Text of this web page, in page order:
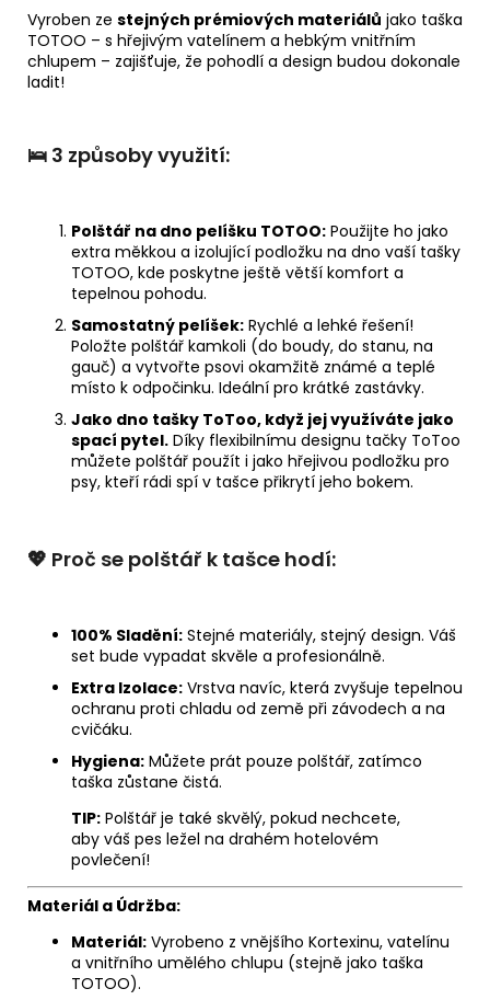
Vyroben ze stejných prémiových materiálů jako taška
TOTOO – s hřejivým vatelínem a hebkým vnitřním
chlupem – zajišťuje, že pohodlí a design budou dokonale
ladit!
🛌 3 způsoby využití:
Polštář na dno pelíšku TOTOO: Použijte ho jako
extra měkkou a izolující podložku na dno vaší tašky
TOTOO, kde poskytne ještě větší komfort a
tepelnou pohodu.
Samostatný pelíšek: Rychlé a lehké řešení!
Položte polštář kamkoli (do boudy, do stanu, na
gauč) a vytvořte psovi okamžitě známé a teplé
místo k odpočinku. Ideální pro krátké zastávky.
Jako dno tašky ToToo, když jej využíváte jako
spací pytel. Díky flexibilnímu designu tačky ToToo
můžete polštář použít i jako hřejivou podložku pro
psy, kteří rádi spí v tašce přikrytí jeho bokem.
💖 Proč se polštář k tašce hodí:
100% Sladění: Stejné materiály, stejný design. Váš
set bude vypadat skvěle a profesionálně.
Extra Izolace: Vrstva navíc, která zvyšuje tepelnou
ochranu proti chladu od země při závodech a na
cvičáku.
Hygiena: Můžete prát pouze polštář, zatímco
taška zůstane čistá.
TIP: Polštář je také skvělý, pokud nechcete,
aby váš pes ležel na drahém hotelovém
povlečení!
Materiál a Údržba:
Materiál: Vyrobeno z vnějšího Kortexinu, vatelínu
a vnitřního umělého chlupu (stejně jako taška
TOTOO).